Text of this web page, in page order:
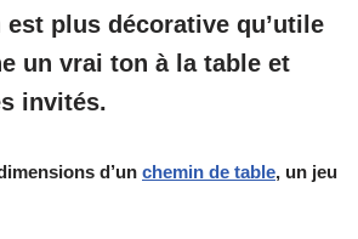
plus décorative qu’utile
un vrai ton à la table et
invités.
d’un chemin de table, un jeu